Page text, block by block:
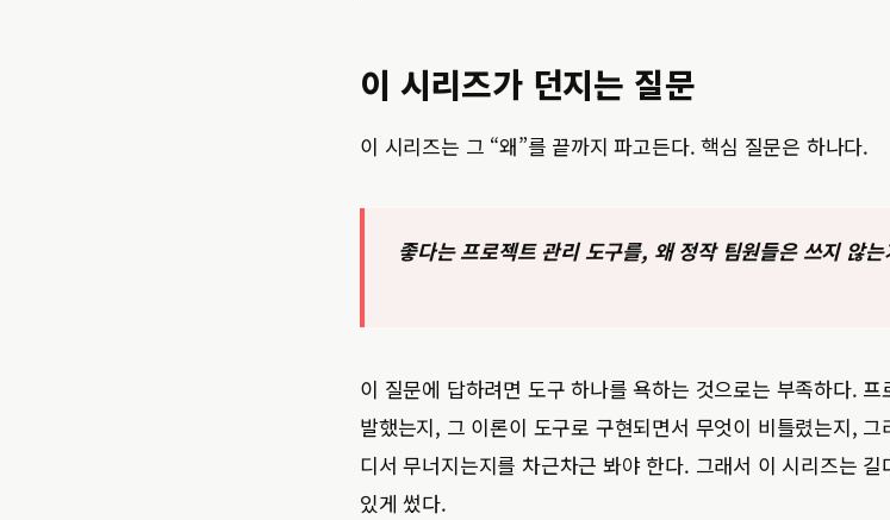
이 시리즈가 던지는 질문
이 시리즈는 그 “왜”를 끝까지 파고든다. 핵심 질문은 하나다.
좋다는 프로젝트 관리 도구를, 왜 정작 팀원들은 쓰지 않는
이 질문에 답하려면 도구 하나를 욕하는 것으로는 부족하다.
발했는지, 그 이론이 도구로 구현되면서 무엇이 비틀렸는지,
디서 무너지는지를 차근차근 봐야 한다. 그래서 이 시리즈는
있게 썼다.